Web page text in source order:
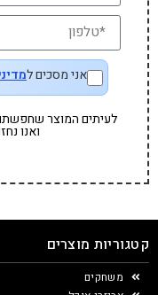
אני מסכים ל
לעיתים המוצר
ואנו
קטגוריות מוצרים
משחקים